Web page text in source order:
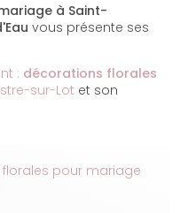
à Saint-
vous présente ses
: décorations florales
sur-Lot et son
pour mariage